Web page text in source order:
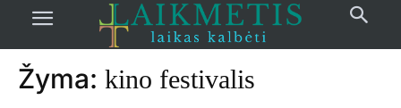
žymos Kino festivalis
Žyma: kino festivalis